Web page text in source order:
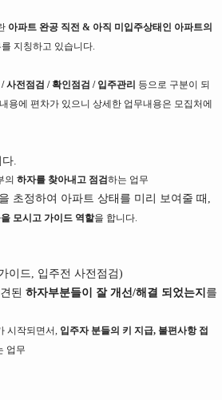
아파트 완공 직전 & 아직 미입주상태인 아파트의
지칭하고 있습니다.
사전점검 / 확인점검 / 입주관리 등으로 구분이 되
용에 편차가 있으니 상세한 업무내용은 모집처에
.
의 하자를 찾아내고 점검하는 업무
초정하여 아파트 상태를 미리 보여줄 때,
모시고 가이드 역할을 합니다.
이드, 입주전 사전점검)
된 하자부분들이 잘 개선/해결 되었는지 를
시작되면서, 입주자 분들의 키 지급, 불편사항 접
업무